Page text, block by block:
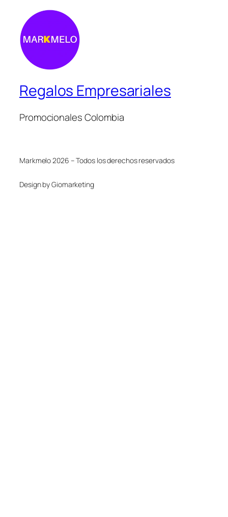
Regalos Empresariales
Promocionales Colombia
Markmelo 2026 – Todos los derechos reservados
Design by Giomarketing